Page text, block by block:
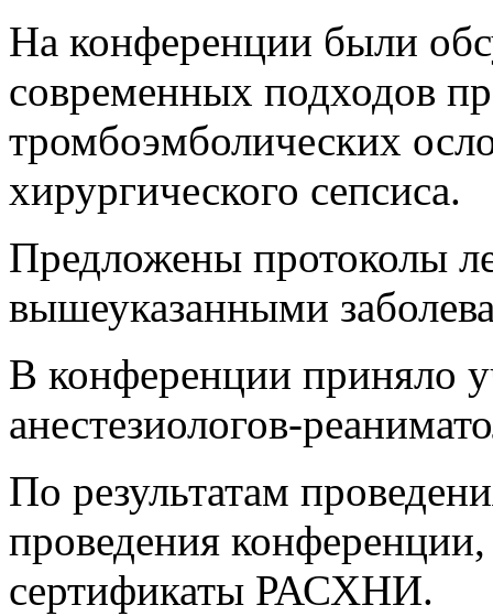
На конференции были
современных подходов
тромбоэмболических
хирургического сепсиса.
Предложены протоколы
вышеуказанными
В конференции приняло
анестезиологов-
По результатам
проведения
сертификаты РАСХНИ.